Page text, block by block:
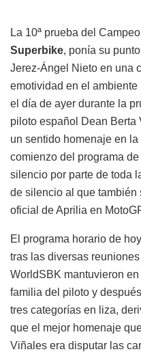
La 10ª prueba del
Superbike, ponía su
Jerez-Ángel Nieto en una
emotividad en el
el día de ayer durante la
piloto español Dean Berta
un sentido homenaje en
comienzo del programa
silencio por parte de toda
de silencio al que
oficial de Aprilia en
El programa horario de
tras las diversas
WorldSBK mantuvieron
familia del piloto y
tres categorías en liza,
que el mejor homenaje
Viñales era disputar las